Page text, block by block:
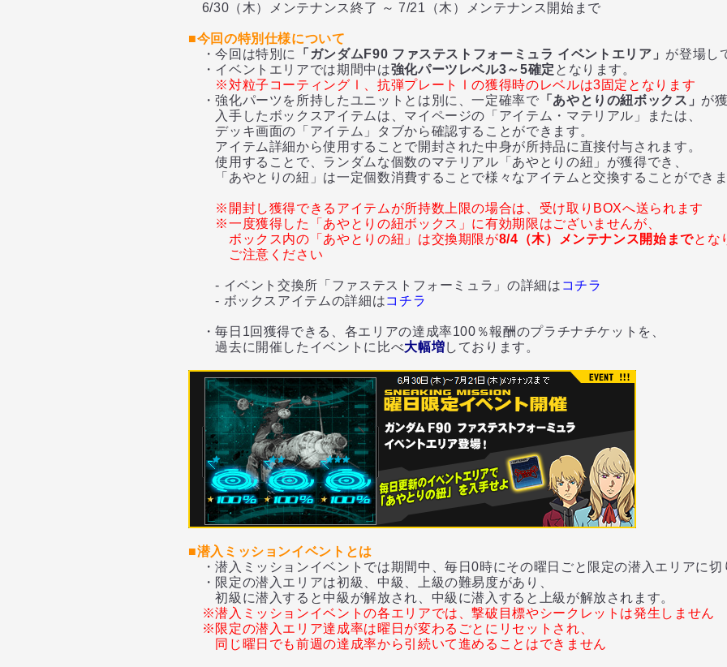
6/30（木）メンテナンス終了 ～ 7/21（木）メンテナンス開始まで
■今回の特別仕様について
・今回は特別に
「ガンダムF90 ファステストフォーミュラ イベントエリア」 が登場し
・イベントエリアでは期間中は強化パーツレベル3～5確定 となります。
※対粒子コーティングⅠ、抗弾プレートⅠの獲得時のレベルは3固定となります
・強化パーツを所持したユニットとは別に、一定確率で 「あやとりの紐ボックス」 が
入手したボックスアイテムは、マイページの「アイテム・マテリアル」または、
デッキ画面の「アイテム」タブから確認することができます。
アイテム詳細から使用することで開封された中身が所持品に直接付与されます。
使用することで、ランダムな個数のマテリアル「あやとりの紐」が獲得でき、
「あやとりの紐」は一定個数消費することで様々なアイテムと交換することができま
※開封し獲得できるアイテムが所持数上限の場合は、受け取りBOXへ送られます
※一度獲得した「あやとりの紐ボックス」に有効期限はございませんが、
ボックス内の「あやとりの紐」は交換期限が8/4（木）メンテナンス開始までとな
ご注意ください
- イベント交換所「ファステストフォーミュラ」の詳細は コチラ
- ボックスアイテムの詳細はコチラ
・毎日1回獲得できる、各エリアの達成率100％報酬のプラチナチケットを、
過去に開催したイベントに比べ大幅増しております。
■潜入ミッションイベントとは
・潜入ミッションイベントでは期間中、毎日0時にその曜日ごと限定の潜入エリアに切
・限定の潜入エリアは初級、中級、上級の難易度があり、
初級に潜入すると中級が解放され、中級に潜入すると上級が解放されます。
※潜入ミッションイベントの各エリアでは、撃破目標やシークレットは発生しません
※限定の潜入エリア達成率は曜日が変わるごとにリセットされ、
同じ曜日でも前週の達成率から引続いて進めることはできません